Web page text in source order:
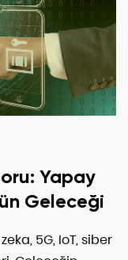
Yapay
Geleceği
5G, IoT, siber